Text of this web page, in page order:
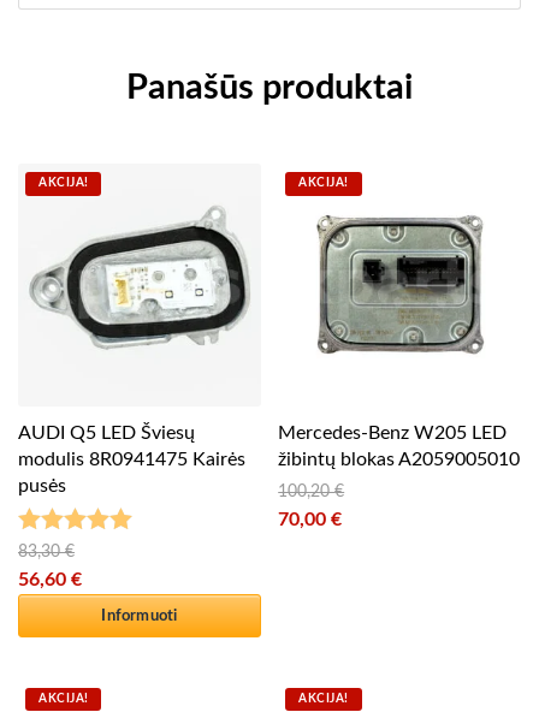
Panašūs produktai
AKCIJA!
AUDI Q5 LED Šviesų
modulis 8R0941475 Kairės
pusės
Įvertinimas:
5.00iš 5
83,30€
Original price was: 83,30 €.
56,60 €
Current price is: 56,60 €.
Informuoti
AKCIJA!
Mercedes-Benz W205 LED
žibintų blokas A2059005010
100,20€
Original price was: 100,20 €.
70,00€
AKCIJA! AKCIJA!